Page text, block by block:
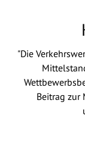
"Die
Beitrag